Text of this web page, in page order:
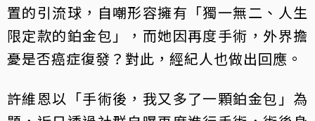
置的引流球，自嘲形容擁有「獨一無二、人生
限定款的鉑金包」，而她因再度手術，外界擔
憂是否癌症復發？對此，經紀人也做出回應。
許維恩以「手術後，我又多了一顆鉑金包」為